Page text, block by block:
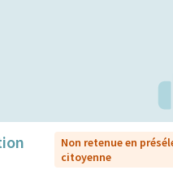
Non retenue en
citoyenne